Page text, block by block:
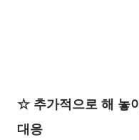
☆ 추가적으로 해 놓
대응